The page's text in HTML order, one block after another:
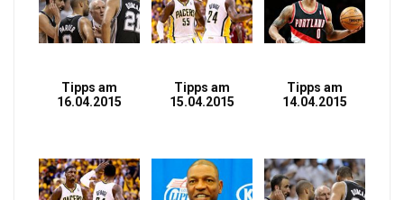
Tipps am
16.04.2015
Tipps am
15.04.2015
Tipps am
14.04.2015